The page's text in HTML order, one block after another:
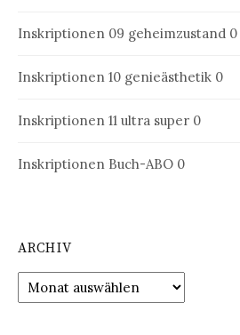
Inskriptionen 09 geheimzustand 0
Inskriptionen 10 genieästhetik 0
Inskriptionen 11 ultra super 0
Inskriptionen Buch-ABO 0
ARCHIV
Archiv